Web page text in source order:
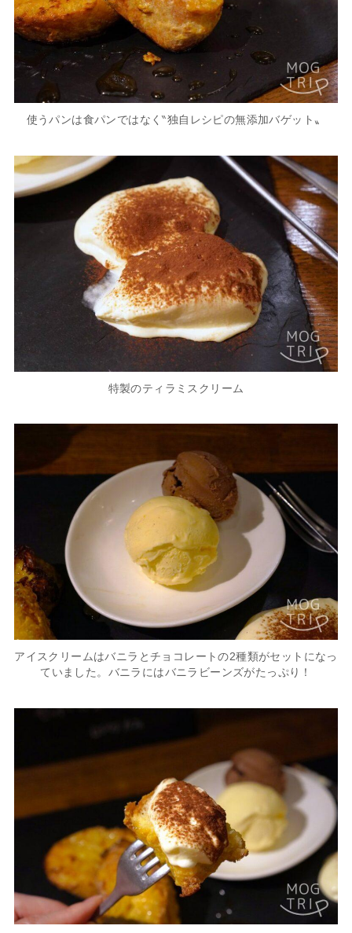
使うパンは食パンではなく‶独自レシピの無添加バゲット〟
特製のティラミスクリーム
アイスクリームはバニラとチョコレートの2種類がセットになっ
ていました。バニラにはバニラビーンズがたっぷり！